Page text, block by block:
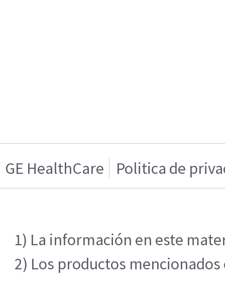
GE HealthCare Politica de
1) La información en este
2) Los productos